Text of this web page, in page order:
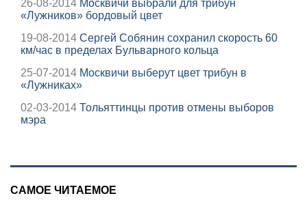
26-08-2014 Москвичи выбрали для трибун
«Лужников» бордовый цвет
19-08-2014 Сергей Собянин сохранил скорость 60
км/час в пределах Бульварного кольца
25-07-2014 Москвичи выберут цвет трибун в
«Лужниках»
02-03-2014 Тольяттинцы против отмены выборов
мэра
САМОЕ ЧИТАЕМОЕ